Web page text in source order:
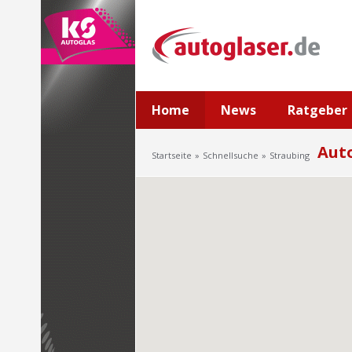
Home News Ratgeber
Startseite Schnellsuche Straubing